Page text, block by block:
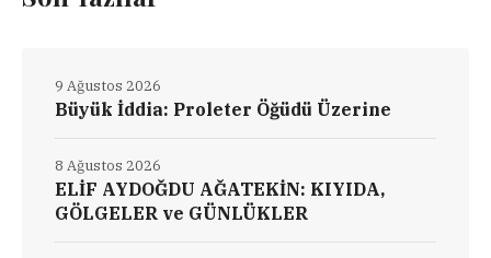
Büyük İddia: Proleter Öğüdü Üzerine
9 Ağustos 2026
ELİF AYDOĞDU AĞATEKİN: KIYIDA,
GÖLGELER ve GÜNLÜKLER
8 Ağustos 2026